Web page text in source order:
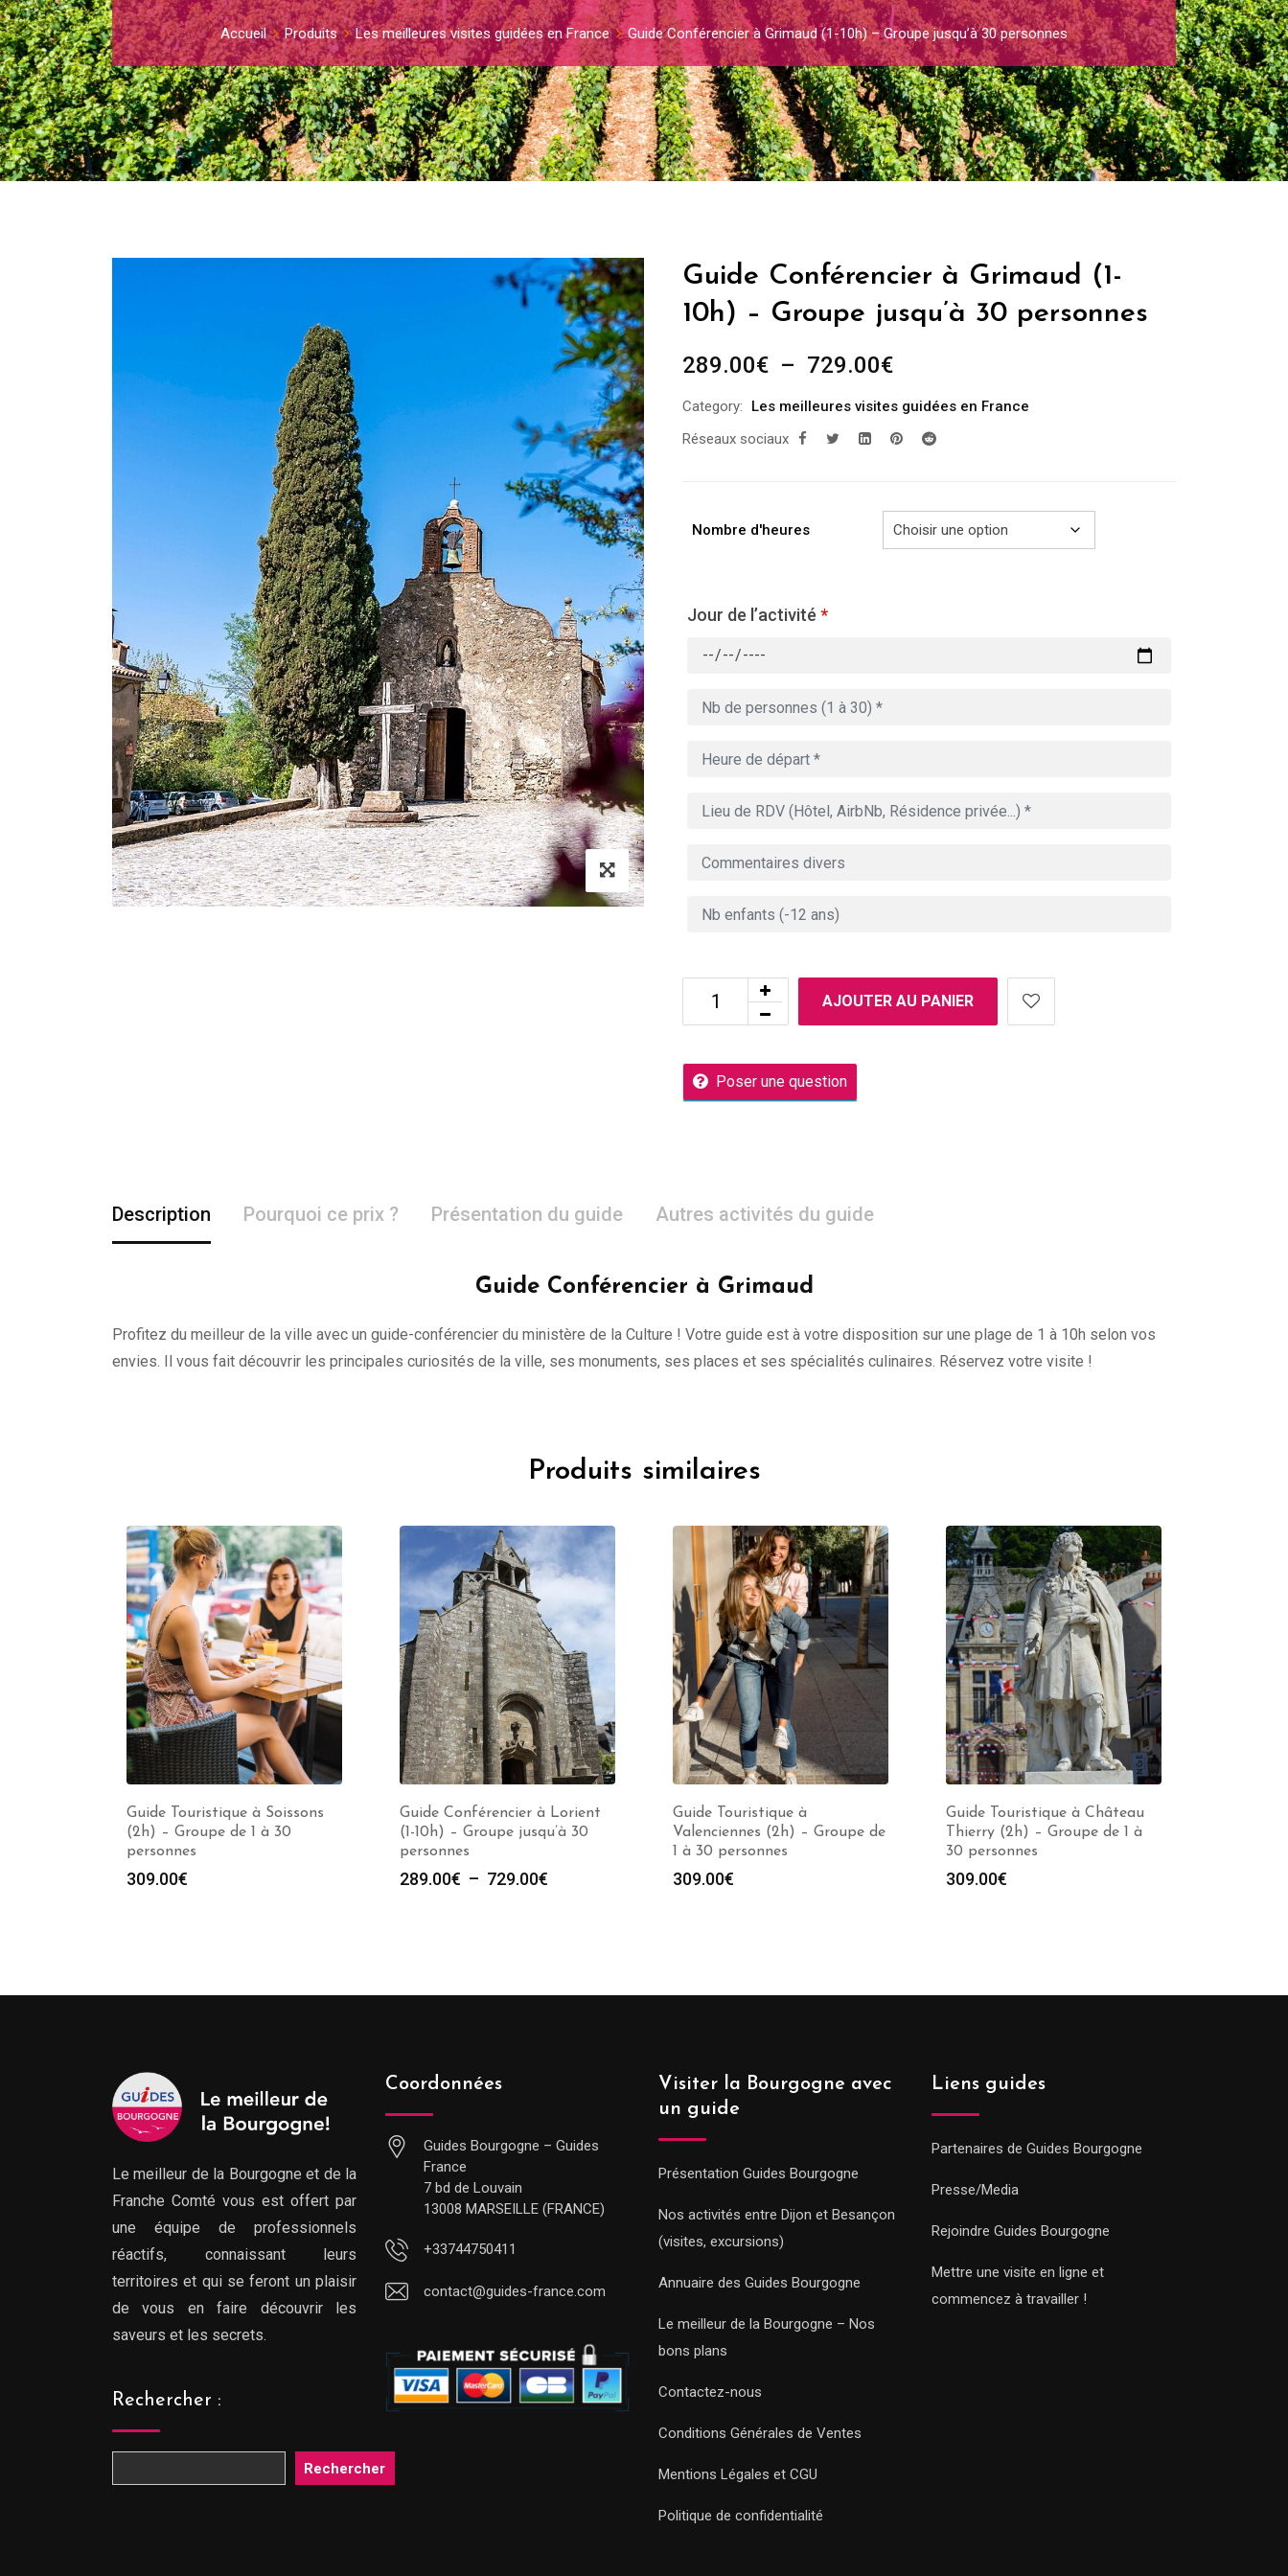
Accueil Produits Les meilleures visites guidées en France Guide Conférencier à Grimaud (1-10h) – Groupe jusqu’à 30 personnes
Guide Conférencier à Grimaud (1-
10h) – Groupe jusqu’à 30 personnes
289.00€ – 729.00€Plage
prix :
289.00€
Category:
Les meilleures visites guidées en France
Réseaux sociaux
Nombre d'heures
Jour de l’activité *
AJOUTER AU PANIER
Poser une question
Description Pourquoi ce prix ? Présentation du guide Autres activités du guide
Guide Conférencier à Grimaud
Profitez du meilleur de la ville avec un guide-conférencier du ministère de la Culture ! Votre guide est à votre disposition sur une plage de 1 à 10h selon vos
envies. Il vous fait découvrir les principales curiosités de la ville, ses monuments, ses places et ses spécialités culinaires. Réservez votre visite !
Produits similaires
Guide Touristique à Soissons
(2h) – Groupe de 1 à 30
personnes
309.00€
Guide Conférencier à Lorient
(1-10h) – Groupe jusqu’à 30
personnes
289.00€ – 729.00€
Guide Touristique à
Valenciennes (2h) – Groupe de
1 à 30 personnes
309.00€
Guide Touristique à Château
Thierry (2h) – Groupe de 1 à
30 personnes
309.00€
Le meilleur de la Bourgogne et de la
Franche Comté vous est offert par
une équipe de professionnels
réactifs, connaissant leurs
territoires et qui se feront un plaisir
de vous en faire découvrir les
saveurs et les secrets.
Rechercher :
Rechercher
Coordonnées
Guides Bourgogne – Guides
France
7 bd de Louvain
13008 MARSEILLE (FRANCE)
+33744750411
contact@guides-france.com
Visiter la Bourgogne avec
un guide
Présentation Guides Bourgogne
Nos activités entre Dijon et Besançon
(visites, excursions)
Annuaire des Guides Bourgogne
Le meilleur de la Bourgogne – Nos
bons plans
Contactez-nous
Conditions Générales de Ventes
Mentions Légales et CGU
Politique de confidentialité
Liens guides
Partenaires de Guides Bourgogne
Presse/Media
Rejoindre Guides Bourgogne
Mettre une visite en ligne et
commencez à travailler !